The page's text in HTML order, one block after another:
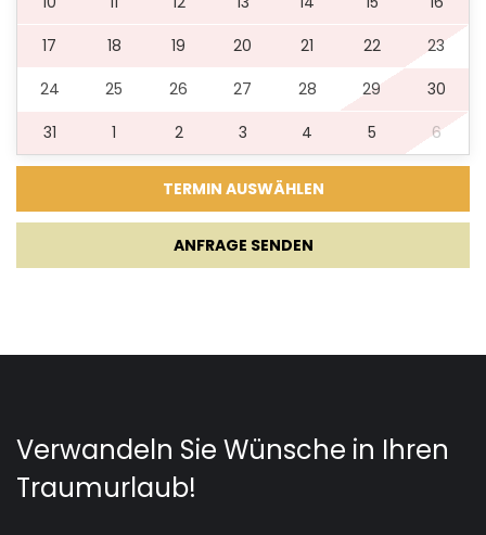
17
18 19 20 21 22
23
24
25 26 27 28 29
30
31
1 2 3 4 5 6
ANFRAGE SENDEN